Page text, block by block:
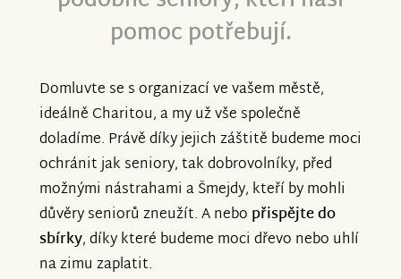
pomoc potřebují.
Domluvte se s organizací ve vašem městě,
ideálně Charitou, a my už vše společně
doladíme. Právě díky jejich záštitě budeme moci
ochránit jak seniory, tak dobrovolníky, před
možnými nástrahami a Šmejdy, kteří by mohli
důvěry seniorů zneužít. A nebo přispějte do
sbírky, díky které budeme moci dřevo nebo uhlí
na zimu zaplatit.